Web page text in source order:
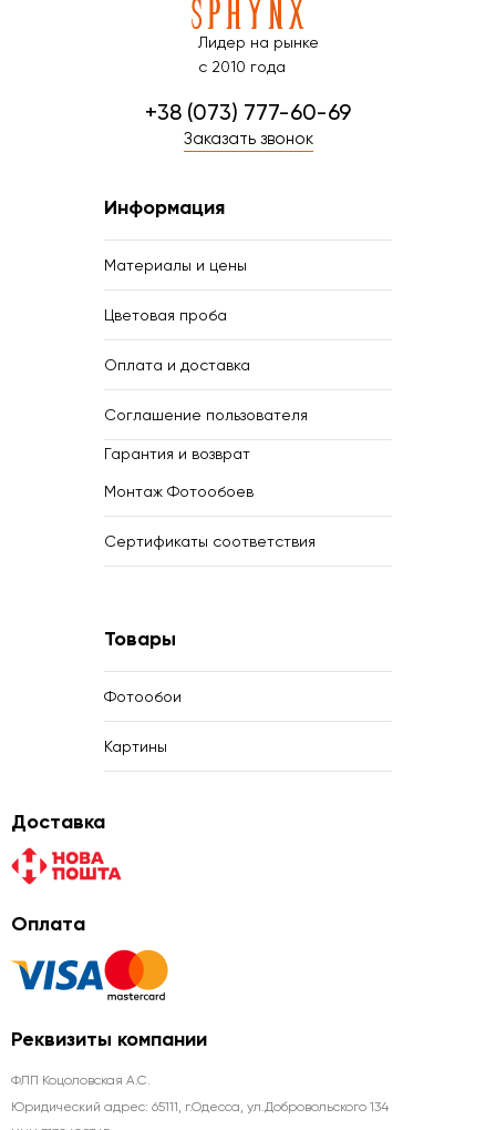
Лидер на рынке
с 2010 года
+38 (073) 777-60-69
Заказать звонок
Информация
Материалы и цены
Цветовая проба
Оплата и доставка
Соглашение пользователя
Гарантия и возврат
Монтаж Фотообоев
Сертификаты соответствия
Товары
Фотообои
Картины
Доставка
Оплата
Реквизиты компании
ФЛП Коцоловская А.С.
Юридический адрес: 65111, г.Одесса, ул.Добровольского 134